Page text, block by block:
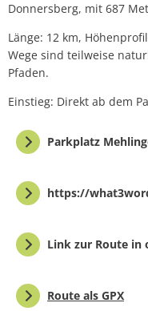
Donnersberg, mit 687
Länge: 12 km,
Wege sind teilweise
Pfaden.
Einstieg: Direkt ab dem
Parkplatz
https://
Link zur Route in
Route als GPX